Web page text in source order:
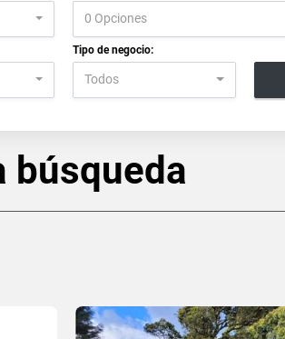
0 Opciones
Tipo de negocio:
Todos
búsqueda